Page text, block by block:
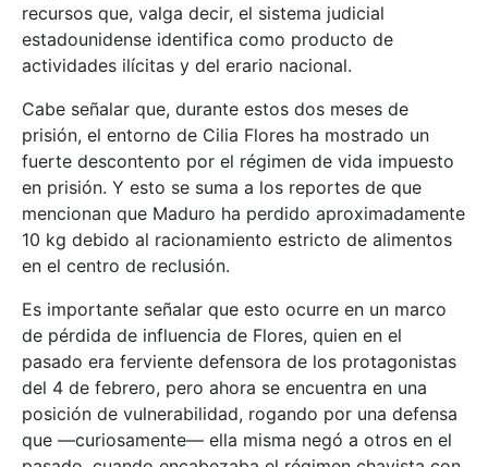
recursos que, valga decir, el sistema judicial
estadounidense identifica como producto de
actividades ilícitas y del erario nacional.
Cabe señalar que, durante estos dos meses de
prisión, el entorno de Cilia Flores ha mostrado un
fuerte descontento por el régimen de vida impuesto
en prisión. Y esto se suma a los reportes de que
mencionan que Maduro ha perdido aproximadamente
10 kg debido al racionamiento estricto de alimentos
en el centro de reclusión.
Es importante señalar que esto ocurre en un marco
de pérdida de influencia de Flores, quien en el
pasado era ferviente defensora de los protagonistas
del 4 de febrero, pero ahora se encuentra en una
posición de vulnerabilidad, rogando por una defensa
que —curiosamente— ella misma negó a otros en el